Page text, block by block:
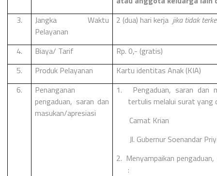
3.
Jangka Waktu
Pelayanan
2 (dua) hari kerja jika tidak
4. Biaya/ Tarif
Rp. 0,- (gratis)
5.
Produk Pelayanan
Kartu identitas Anak (KIA)
6.
Penanganan
pengaduan, saran dan
masukan/apresiasi
1.
Pengaduan, saran dan
tertulis melalui surat yang
Camat Krian
Jl. Gubernur Soenandar
2. Menyampaikan
: